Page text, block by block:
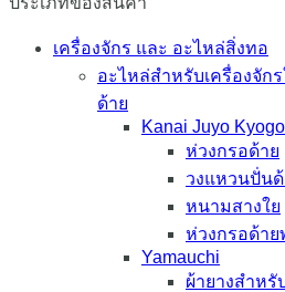
เครื่องจักร และ อะไหล่สิ่งทอ
อะไหล่สำหรับเครื่องจัก
ด้าย
Kanai Juyo Kyogo
ห่วงกรอด้าย
วงแหวนปั่นด้
หนามสางใย
ห่วงกรอด้า
Yamauchi
ผ้ายางสำหรั